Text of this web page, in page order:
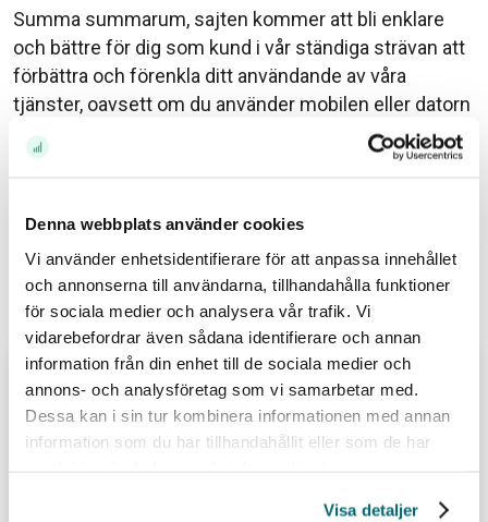
Denna webbplats använder cookies
Vi använder enhetsidentifierare för att anpassa innehållet
och annonserna till användarna, tillhandahålla funktioner
för sociala medier och analysera vår trafik. Vi
vidarebefordrar även sådana identifierare och annan
information från din enhet till de sociala medier och
annons- och analysföretag som vi samarbetar med.
Dessa kan i sin tur kombinera informationen med annan
information som du har tillhandahållit eller som de har
Visa detaljer
Summa summarum, sajten kommer att bli enklare
och bättre för dig som kund i vår ständiga strävan att
förbättra och förenkla ditt användande av våra
tjänster, oavsett om du använder mobilen eller datorn
när du besöker oss.
Relaterade inlägg
Inför öppning: Rapporterande
bolagen som köpts – och sålts